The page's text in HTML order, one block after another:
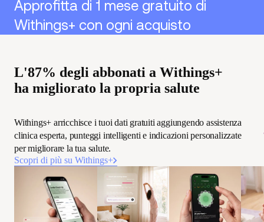
Approfitta di 1 mese gratuito di
Withings+ con ogni acquisto
L'87% degli abbonati a Withings+
ha migliorato la propria salute
Withings+ arricchisce i tuoi dati gratuiti aggiungendo assistenza
clinica esperta, punteggi intelligenti e indicazioni personalizzate
per migliorare la tua salute.
Scopri di più su Withings+